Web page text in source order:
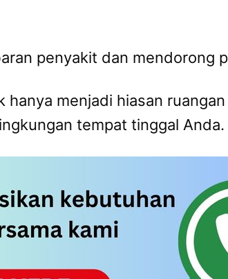
penyakit dan mendorong
hanya menjadi hiasan
tempat tinggal Anda.